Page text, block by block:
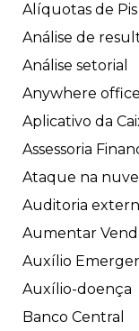
Alíquotas de
Análise de
Análise setorial
Anywhere office
Aplicativo da
Assessoria
Ataque na
Auditoria
Aumentar
Auxílio
Auxílio-doença
Banco Central